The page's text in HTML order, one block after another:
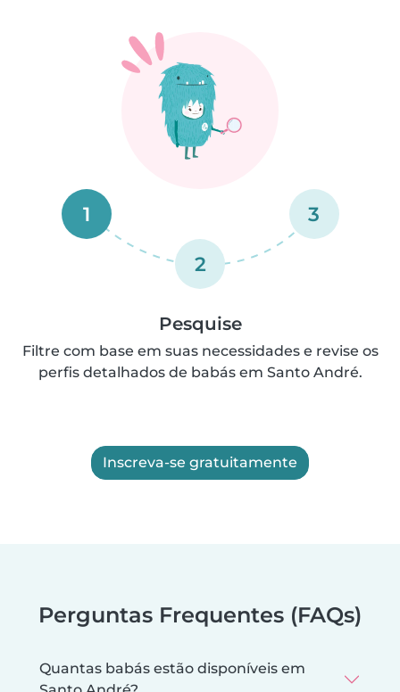
1
2
3
Pesquise
Filtre com base em suas necessidades e revise os
perfis detalhados de babás em Santo André.
Inscreva-se gratuitamente
Perguntas Frequentes (FAQs)
Quantas babás estão disponíveis em